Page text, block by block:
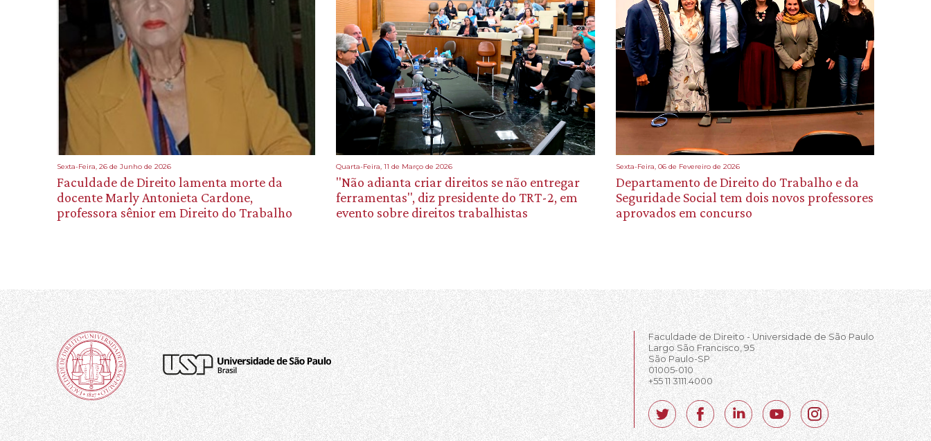
Sexta-Feira, 26 de Junho de 2026
Faculdade de Direito lamenta morte da
docente Marly Antonieta Cardone,
professora sênior em Direito do Trabalho
Quarta-Feira, 11 de Março de 2026
"Não adianta criar direitos se não entregar
ferramentas", diz presidente do TRT-2, em
evento sobre direitos trabalhistas
Sexta-Feira, 06 de Fevereiro de 2026
Departamento de Direito do Trabalho e da
Seguridade Social tem dois novos professores
aprovados em concurso
Faculdade de Direito - Universidade de São Paulo
Largo São Francisco, 95
São Paulo-SP
01005-010
+55 11 3111.4000